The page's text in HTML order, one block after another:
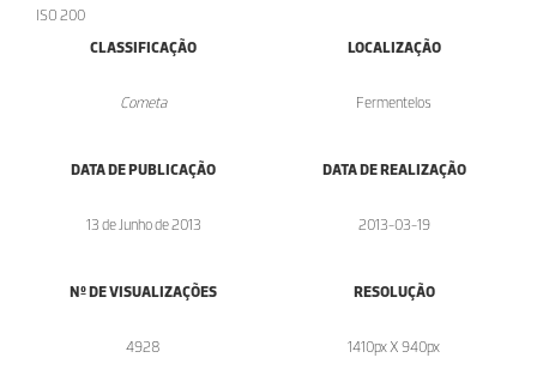
ISO 200
CLASSIFICAÇÃO
Cometa
LOCALIZAÇÃO
Fermentelos
DATA DE PUBLICAÇÃO
13 de Junho de 2013
DATA DE REALIZAÇÃO
2013-03-19
Nº DE VISUALIZAÇÕES
4928
RESOLUÇÃO
1410px X 940px